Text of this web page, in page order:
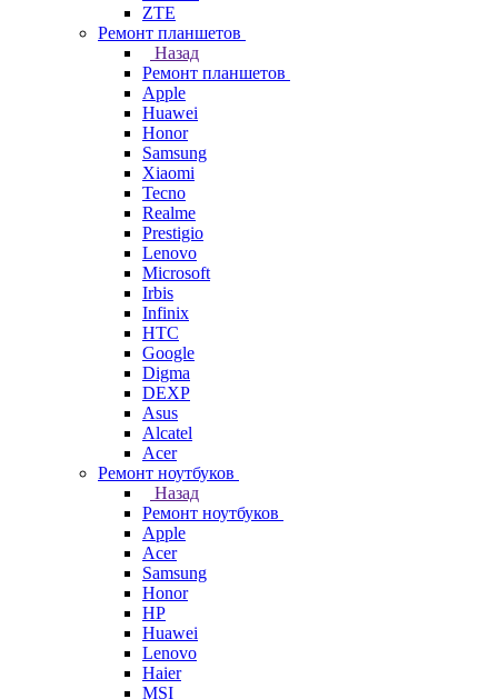
ZTE
Ремонт планшетов
Назад
Ремонт планшетов
Apple
Huawei
Honor
Samsung
Xiaomi
Tecno
Realme
Prestigio
Lenovo
Microsoft
Irbis
Infinix
HTC
Google
Digma
DEXP
Asus
Alcatel
Acer
Ремонт ноутбуков
Назад
Ремонт ноутбуков
Apple
Acer
Samsung
Honor
HP
Huawei
Lenovo
Haier
MSI